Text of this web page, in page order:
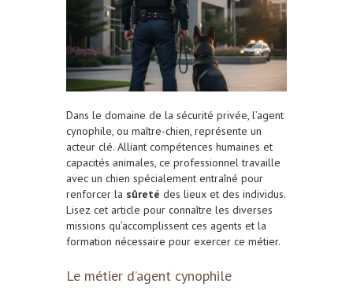
Dans le domaine de la sécurité privée, l’agent
cynophile, ou maître-chien, représente un
acteur clé. Alliant compétences humaines et
capacités animales, ce professionnel travaille
avec un chien spécialement entraîné pour
renforcer la sûreté des lieux et des individus.
Lisez cet article pour connaître les diverses
missions qu’accomplissent ces agents et la
formation nécessaire pour exercer ce métier.
Le métier d’agent cynophile